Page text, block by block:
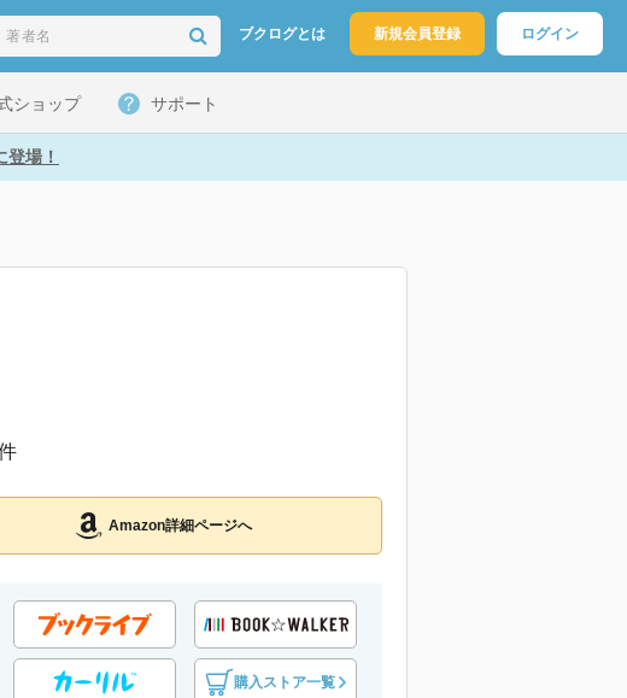
ブクログとは 新規会員登録 ログイン
ショップ サポート
場！
Amazon詳細ページへ
購入ストア一覧